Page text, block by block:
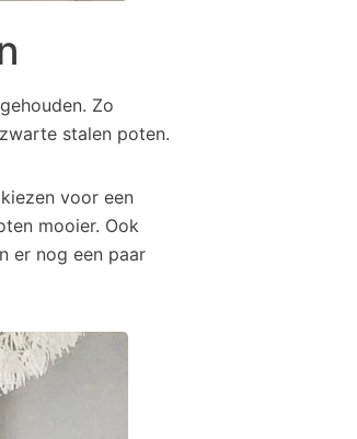
gehouden. Zo
stalen poten.
voor een
mooier. Ook
er nog een paar